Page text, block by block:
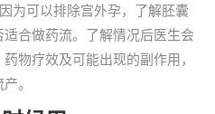
为可以排除宫外孕，了解胚囊
合做药流。了解情况后医生会
物疗效及可能出现的副作用，
。